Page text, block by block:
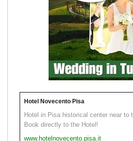
Hotel Novecento Pisa
Hotel in Pisa historical center near to
Book directly to the Hotel!
www.hotelnovecento.pisa.it